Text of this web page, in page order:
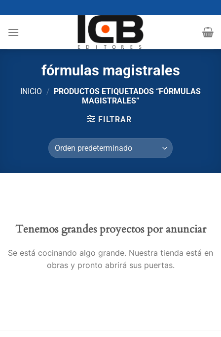
al
contenido
fórmulas magistrales
INICIO /
PRODUCTOS ETIQUETADOS “FÓRMULAS
MAGISTRALES”
FILTRAR
Tenemos grandes proyectos por anunciar
Se está cocinando algo grande. Nuestra tienda está en
obras y pronto abrirá sus puertas.